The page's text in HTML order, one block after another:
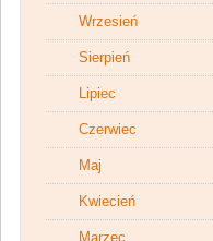
Wrzesień
Sierpień
Lipiec
Czerwiec
Maj
Kwiecień
Marzec